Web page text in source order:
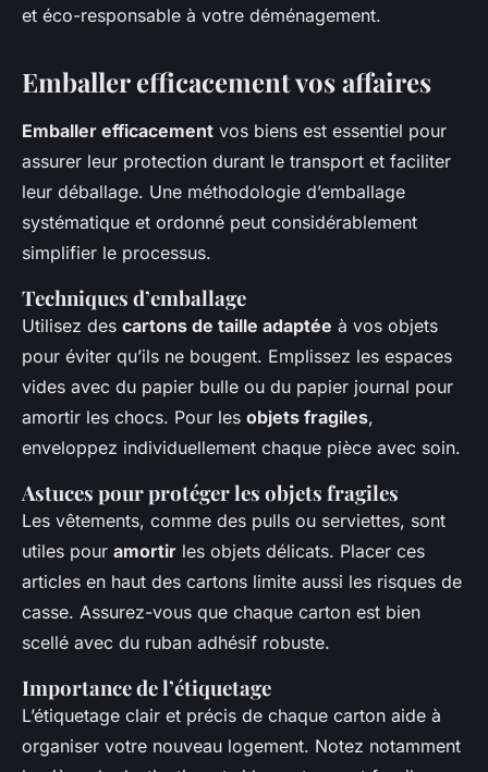
et éco-responsable à votre déménagement.
Emballer efficacement vos affaires
Emballer efficacement vos biens est essentiel pour
assurer leur protection durant le transport et faciliter
leur déballage. Une méthodologie d’emballage
systématique et ordonné peut considérablement
simplifier le processus.
Techniques d’emballage
Utilisez des cartons de taille adaptée à vos objets
pour éviter qu’ils ne bougent. Emplissez les espaces
vides avec du papier bulle ou du papier journal pour
amortir les chocs. Pour les objets fragiles,
enveloppez individuellement chaque pièce avec soin.
Astuces pour protéger les objets fragiles
Les vêtements, comme des pulls ou serviettes, sont
utiles pour amortir les objets délicats. Placer ces
articles en haut des cartons limite aussi les risques de
casse. Assurez-vous que chaque carton est bien
scellé avec du ruban adhésif robuste.
Importance de l’étiquetage
L’étiquetage clair et précis de chaque carton aide à
organiser votre nouveau logement. Notez notamment